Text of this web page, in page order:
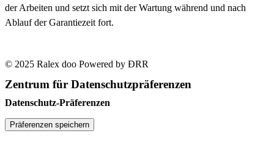
der Arbeiten und setzt sich mit der Wartung während und nach
Ablauf der Garantiezeit fort.
© 2025 Ralex doo Powered by ĐRR
Zentrum für Datenschutzpräferenzen
Datenschutz-Präferenzen